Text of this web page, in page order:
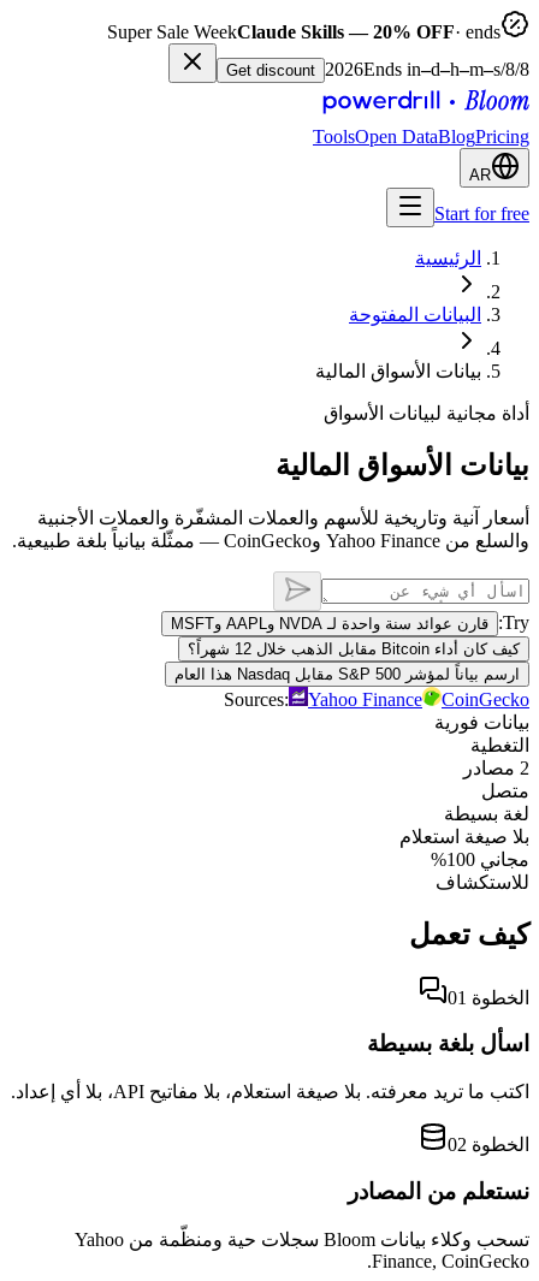
Super Sale WeekClaude Skills — 20% OFF· ends
8‏/8‏/2026
Ends in–d–h–m–s
Get discount
ToolsOpen DataBlogPricing
AR
Start for free
الرئيسية
البيانات المفتوحة
بيانات الأسواق المالية
أداة مجانية لبيانات الأسواق
بيانات الأسواق المالية
أسعار آنية وتاريخية للأسهم والعملات المشفّرة والعملات الأجنبية
والسلع من Yahoo Finance وCoinGecko — ممثّلة بيانياً بلغة طبيعية.
Try:
قارن عوائد سنة واحدة لـ NVDA وAAPL وMSFT
كيف كان أداء Bitcoin مقابل الذهب خلال 12 شهراً؟
ارسم بياناً لمؤشر S&P 500 مقابل Nasdaq هذا العام
Sources: Yahoo Finance
CoinGecko
بيانات فورية
التغطية
2 مصادر
متصل
لغة بسيطة
بلا صيغة استعلام
مجاني 100%
للاستكشاف
كيف تعمل
الخطوة 01
اسأل بلغة بسيطة
اكتب ما تريد معرفته. بلا صيغة استعلام، بلا مفاتيح API، بلا أي إعداد.
الخطوة 02
نستعلم من المصادر
تسحب وكلاء بيانات Bloom سجلات حية ومنظّمة من Yahoo
Finance, CoinGecko.